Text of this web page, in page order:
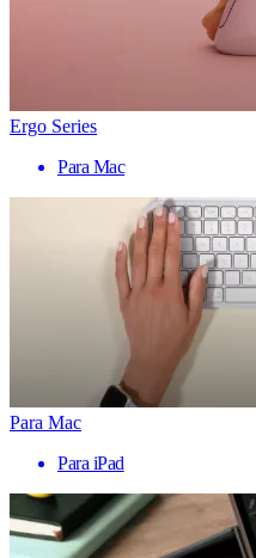
Ergo Series
Para Mac
Para Mac
Para iPad